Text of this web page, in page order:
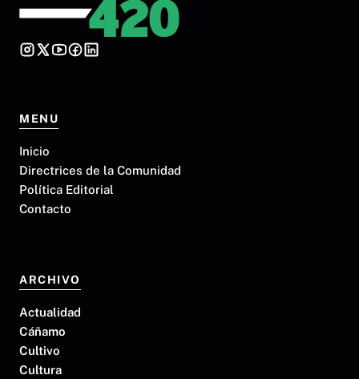
MENU
Inicio
Directrices de la Comunidad
Política Editorial
Contacto
ARCHIVO
Actualidad
Cáñamo
Cultivo
Cultura